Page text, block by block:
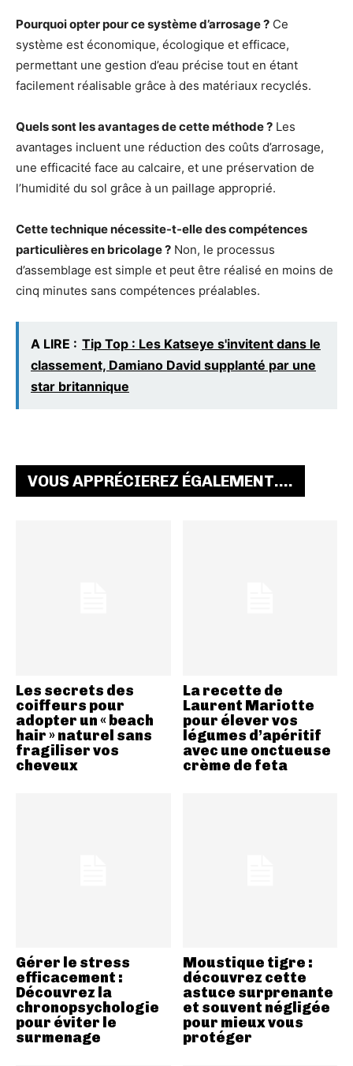
Pourquoi opter pour ce système d’arrosage ? Ce
système est économique, écologique et efficace,
permettant une gestion d’eau précise tout en étant
facilement réalisable grâce à des matériaux recyclés.
Quels sont les avantages de cette méthode ? Les
avantages incluent une réduction des coûts d’arrosage,
une efficacité face au calcaire, et une préservation de
l’humidité du sol grâce à un paillage approprié.
Cette technique nécessite-t-elle des compétences
particulières en bricolage ? Non, le processus
d’assemblage est simple et peut être réalisé en moins de
cinq minutes sans compétences préalables.
A LIRE : Tip Top : Les Katseye s'invitent dans le
classement, Damiano David supplanté par une
star britannique
VOUS APPRÉCIEREZ ÉGALEMENT....
Les secrets des
coiffeurs pour
adopter un « beach
hair » naturel sans
fragiliser vos
cheveux
La recette de
Laurent Mariotte
pour élever vos
légumes d’apéritif
avec une onctueuse
crème de feta
Gérer le stress
efficacement :
Découvrez la
chronopsychologie
pour éviter le
surmenage
Moustique tigre :
découvrez cette
astuce surprenante
et souvent négligée
pour mieux vous
protéger